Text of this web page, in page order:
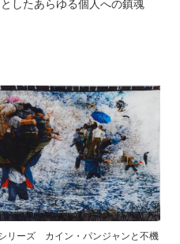
したあらゆる個人への鎮魂
リーズ カイン・パンジャンと不機